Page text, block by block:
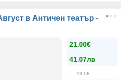
в Античен театър -
21.00€
41.07лв
13.08